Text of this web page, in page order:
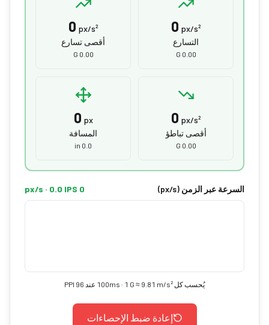
0 px/s²
التسارع
0.00 G
0 px/s²
أقصى تسارع
0.00 G
0 px/s²
أقصى تباطؤ
0.00 G
0 px
المسافة
0.0 in
السرعة عبر الزمن (px/s) 0 px/s · 0.0 IPS
يُحسب كل 100ms · 1 G ≈ 9.81 m/s² عند 96 PPI
إعادة ضبط الإحصاءات